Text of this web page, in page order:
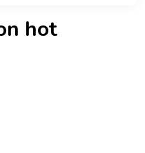
hot
Property